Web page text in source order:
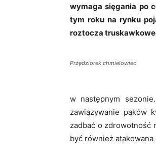
wymaga sięgania po
tym roku na rynku
roztocza
Prżędziorek chmielowiec
w następnym
zawiązywanie pąków
zadbać o zdrowotność
być również